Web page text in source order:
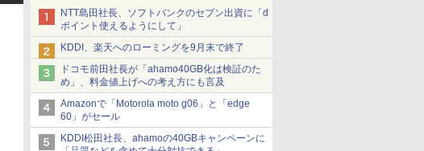
NTT島田社長、ソフトバンクのセブン出資に「d
ポイント使えるようにして」
KDDI、楽天へのローミングを9月末で終了
ドコモ前田社長が「ahamo40GB化は検証のた
め」、料金値上げへの考え方にも言及
Amazonで「Motorola moto g06」と「edge
60」がセール
KDDI松田社長、ahamoの40GBキャンペーンに